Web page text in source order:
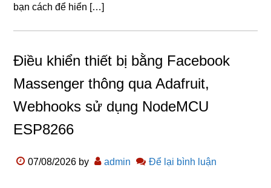
bạn cách để hiển […]
Điều khiển thiết bị bằng Facebook
Massenger thông qua Adafruit,
Webhooks sử dụng NodeMCU
ESP8266
07/08/2026 by admin Để lại bình luận